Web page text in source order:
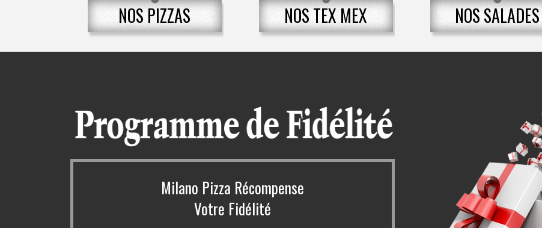
NOS PIZZAS NOS TEX MEX NOS SALADES
Milano Pizza Récompense
Votre Fidélité